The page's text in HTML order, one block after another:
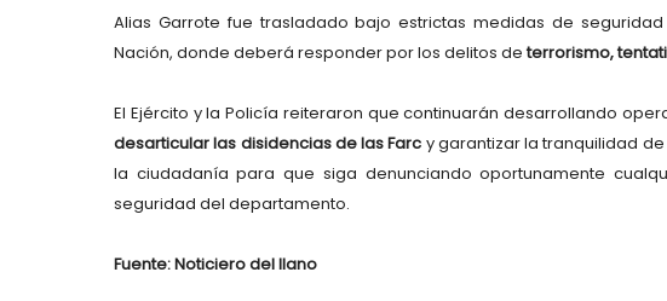
Alias Garrote fue trasladado bajo estrictas medidas de
Nación, donde deberá responder por los delitos deterrorismo,
El Ejército y la Policía reiteraron que continuarán desarrollando
desarticular las disidencias de las Farc y garantizar la tranquilidad
la ciudadanía para que siga denunciando oportunamente
seguridad del departamento.
Fuente: Noticiero del llano